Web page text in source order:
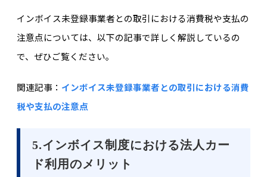
インボイス未登録事業者との取引における消費税や支払の
注意点については、以下の記事で詳しく解説しているの
で、ぜひご覧ください。
関連記事： インボイス未登録事業者との取引における消費
税や支払の注意点
5.インボイス制度における法人カー
ド利用のメリット